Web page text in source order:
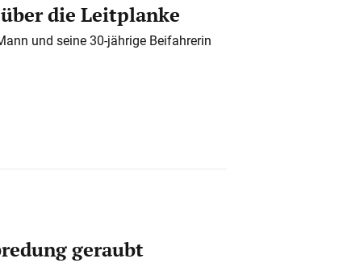
die Leitplanke
und seine 30-jährige Beifahrerin
geraubt